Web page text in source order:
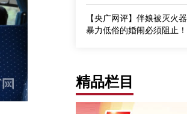
【央广网评】伴娘被灭火
暴力低俗的婚闹必须阻止！
精品栏目